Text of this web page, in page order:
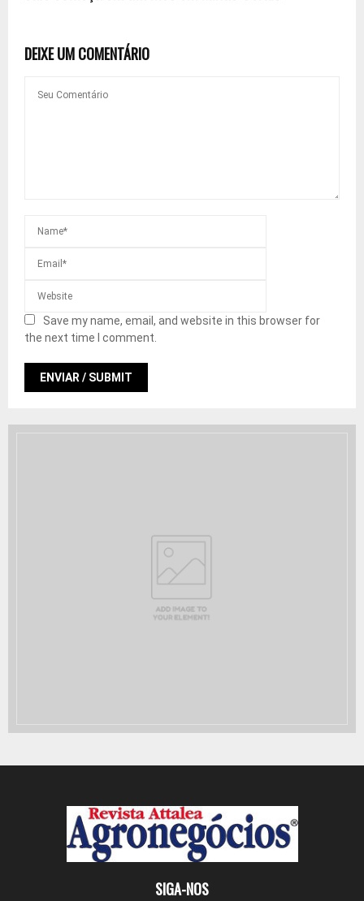
DEIXE UM COMENTÁRIO
Save my name, email, and website in this browser for
the next time I comment.
SIGA-NOS